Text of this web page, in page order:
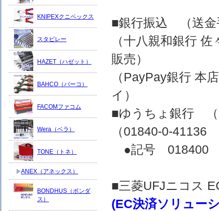
■銀行振込 （送金
（十八親和銀行
販売）
（PayPay銀行
イ）
■ゆうちょ銀行 （
（01840-0-
●記号 018400
■三菱UFJニコス
(EC決済ソリュー
KNIPEXクニペックス
スタビレー
HAZET（ハゼット）
BAHCO（バーコ）
FACOMファコム
Wera（ベラ）
TONE（トネ）
ANEX（アネックス）
BONDHUS（ボンダ
ス）